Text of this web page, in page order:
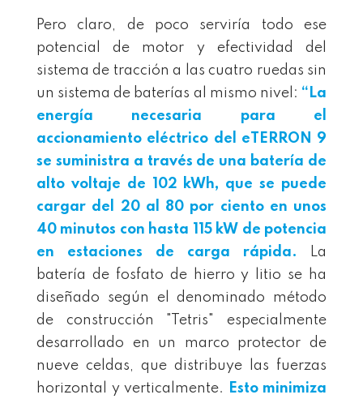
Pero claro, de poco serviría todo ese
potencial de motor y efectividad del
sistema de tracción a las cuatro ruedas sin
un sistema de baterías al mismo nivel: “La
energía necesaria para el
accionamiento eléctrico del eTERRON 9
se suministra a través de una batería de
alto voltaje de 102 kWh, que se puede
cargar del 20 al 80 por ciento en unos
40 minutos con hasta 115 kW de potencia
en estaciones de carga rápida.
La
batería de fosfato de hierro y litio se ha
diseñado según el denominado método
de construcción "Tetris" especialmente
desarrollado en un marco protector de
nueve celdas, que distribuye las fuerzas
horizontal y verticalmente.
Esto minimiza